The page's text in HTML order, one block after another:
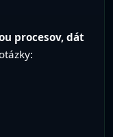
procesov, dát